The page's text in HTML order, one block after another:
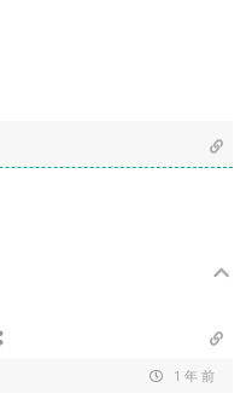
1 年 前